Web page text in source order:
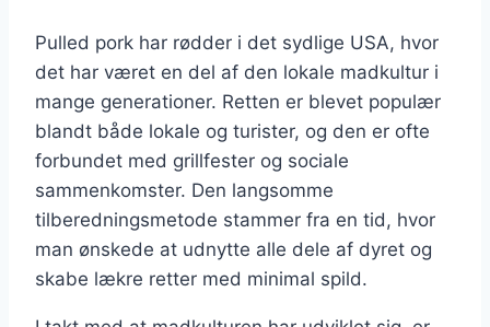
Pulled pork har rødder i det sydlige USA, hvor
det har været en del af den lokale madkultur i
mange generationer. Retten er blevet populær
blandt både lokale og turister, og den er ofte
forbundet med grillfester og sociale
sammenkomster. Den langsomme
tilberedningsmetode stammer fra en tid, hvor
man ønskede at udnytte alle dele af dyret og
skabe lækre retter med minimal spild.